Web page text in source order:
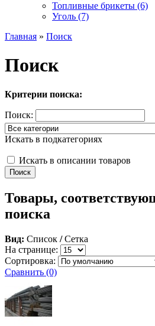
Топливные брикеты (6)
Уголь (7)
Главная » Поиск
Поиск
Критерии поиска:
Поиск:
Искать в подкатегориях
Искать в описании товаров
Товары,
поиска
Вид: Список / Сетка
На странице:
Сортировка:
Сравнить (0)